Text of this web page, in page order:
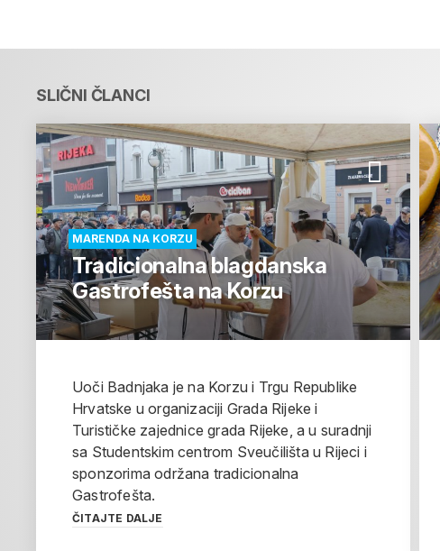
SLIČNI ČLANCI
MARENDA NA KORZU
Tradicionalna blagdanska
Gastrofešta na Korzu
Uoči Badnjaka je na Korzu i Trgu Republike
Hrvatske u organizaciji Grada Rijeke i
Turističke zajednice grada Rijeke, a u suradnji
sa Studentskim centrom Sveučilišta u Rijeci i
sponzorima održana tradicionalna
Gastrofešta.
ČITAJTE DALJE